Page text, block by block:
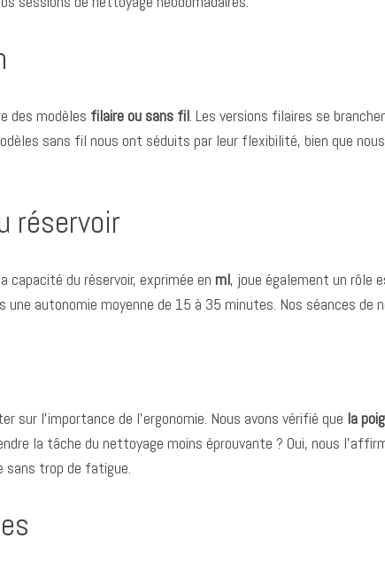
des modèles filaire ou sans fil. Les versions filaires se
sans fil nous ont séduits par leur flexibilité, bien que
réservoir
capacité du réservoir, exprimée en ml, joue également un rôle
une autonomie moyenne de 15 à 35 minutes. Nos séances
sur l’importance de l’ergonomie. Nous avons vérifié que la
la tâche du nettoyage moins éprouvante ? Oui, nous
sans trop de fatigue.